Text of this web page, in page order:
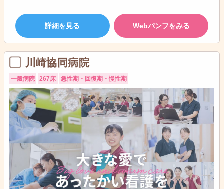
詳細を見る Webパンフをみる
川崎協同病院
一般病院 267床 急性期・回復期・慢性期